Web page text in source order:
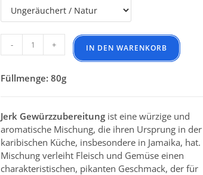
Jerk Gewürzzubereitung Menge
- + IN DEN WARENKORB
Füllmenge: 80g
Jerk Gewürzzubereitung ist eine würzige und
aromatische Mischung, die ihren Ursprung in der
karibischen Küche, insbesondere in Jamaika, hat.
Mischung verleiht Fleisch und Gemüse einen
charakteristischen, pikanten Geschmack, der für